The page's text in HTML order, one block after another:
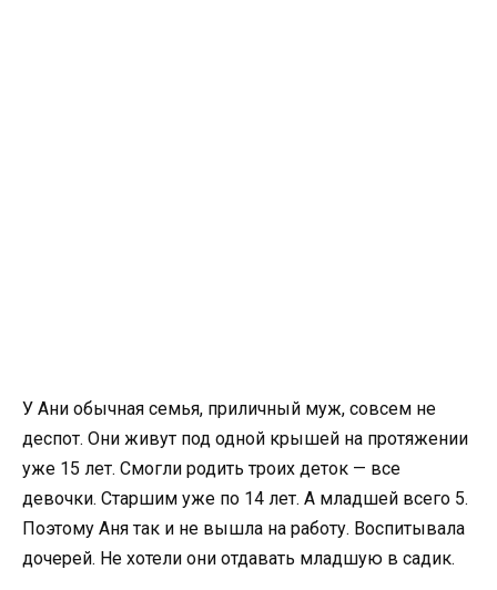
У Ани обычная семья, приличный муж, совсем не
деспот. Они живут под одной крышей на протяжении
уже 15 лет. Смогли родить троих деток — все
девочки. Старшим уже по 14 лет. А младшей всего 5.
Поэтому Аня так и не вышла на работу. Воспитывала
дочерей. Не хотели они отдавать младшую в садик.